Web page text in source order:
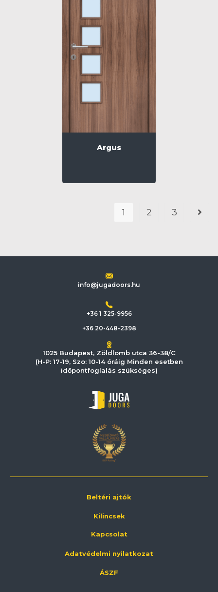
Argus
1 2 3
info@jugadoors.hu
+36 1 325-9956
+36 20-448-2398
1025 Budapest, Zöldlomb utca 36-38/C
(H-P: 17-19, Szo: 10-14 óráig Minden esetben
időpontfoglalás szükséges)
Beltéri ajtók
Kilincsek
Kapcsolat
Adatvédelmi nyilatkozat
ÁSZF